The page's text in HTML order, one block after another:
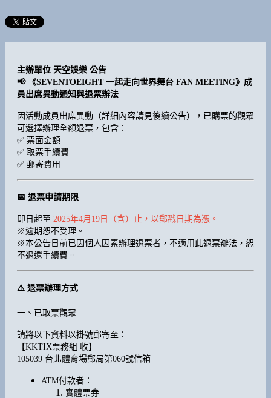
主辦單位 天空娛樂 公告
📢 《SEVENTOEIGHT 一起走向世界舞台 FAN MEETING》成
員出席異動通知與退票辦法
因活動成員出席異動（詳細內容請見後續公告），已購票的觀眾
可選擇辦理全額退票，包含：
✅ 票面金額
✅ 取票手續費
✅ 郵寄費用
📅 退票申請期限
即日起至 2025年4月19日（含）止，以郵戳日期為憑。
※逾期恕不受理。
※本公告日前已因個人因素辦理退票者，不適用此退票辦法，恕
不退還手續費。
⚠️ 退票辦理方式
一、已取票觀眾
請將以下資料以掛號郵寄至：
【KKTIX票務組 收】
105039 台北體育場郵局第060號信箱
ATM付款者：
實體票券